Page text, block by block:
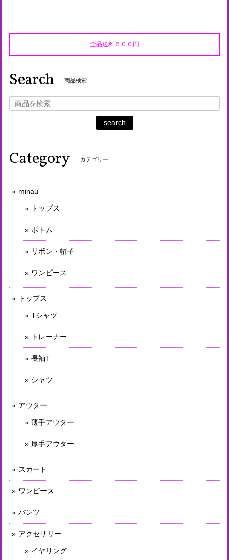
全品送料５００円
Search 商品検索
search
Category カテゴリー
minau
トップス
ボトム
リボン・帽子
ワンピース
トップス
Tシャツ
トレーナー
長袖T
シャツ
アウター
薄手アウター
厚手アウター
スカート
ワンピース
パンツ
アクセサリー
イヤリング